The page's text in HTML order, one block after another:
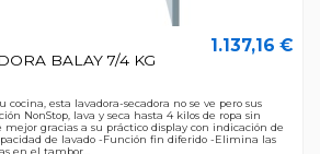
BALAY 7/4 KG
1.137,16 €
esta lavadora-secadora no se ve pero sus
NonStop, lava y seca hasta 4 kilos de ropa sin
gracias a su práctico display con indicación de
de lavado -Función fin diferido -Elimina las
en el tambor...